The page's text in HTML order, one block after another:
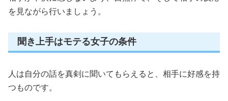
を見ながら行いましょう。
聞き上手はモテる女子の条件
人は自分の話を真剣に聞いてもらえると、相手に好感を持
つものです。